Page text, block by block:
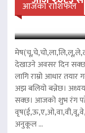
आजको राशिफल
देखाउने अवसर दिन सक्छ।
लागि राम्रो आधार
अझ बलियो बन्नेछ।
सक्छ। आजको शुभ रंग
अनुकूल ...